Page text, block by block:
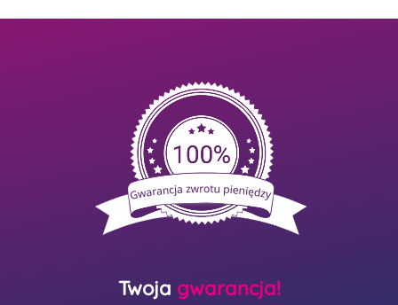
Twoja gwarancja!